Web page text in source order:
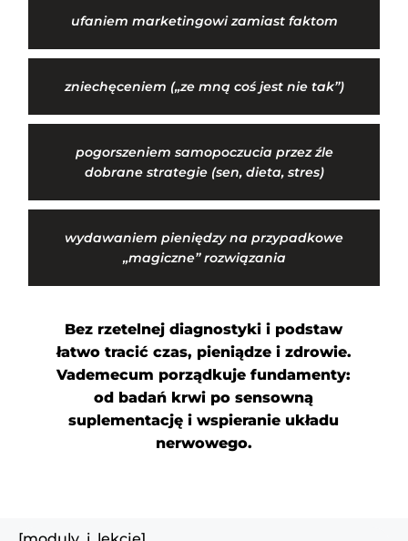
ufaniem marketingowi zamiast faktom
zniechęceniem („ze mną coś jest nie tak”)
pogorszeniem samopoczucia przez źle
dobrane strategie (sen, dieta, stres)
wydawaniem pieniędzy na przypadkowe
„magiczne” rozwiązania
Bez rzetelnej diagnostyki i podstaw
łatwo tracić czas, pieniądze i zdrowie.
Vademecum porządkuje fundamenty:
od badań krwi po sensowną
suplementację i wspieranie układu
nerwowego.